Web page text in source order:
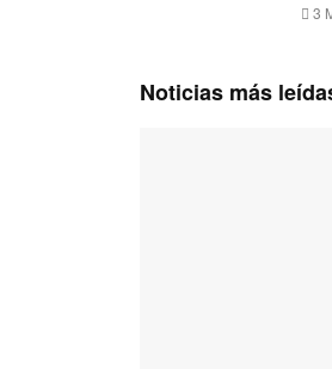
3
Noticias más